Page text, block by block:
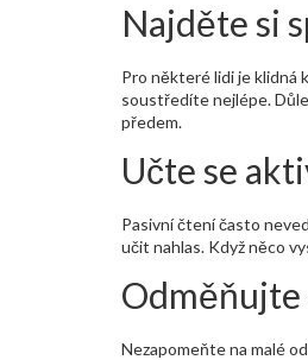
Najděte si
Pro některé lidi je klidná
soustředíte nejlépe.
předem.
Učte se
Pasivní čtení často
učit nahlas. Když něco
Odměňujte
Nezapomeňte na malé